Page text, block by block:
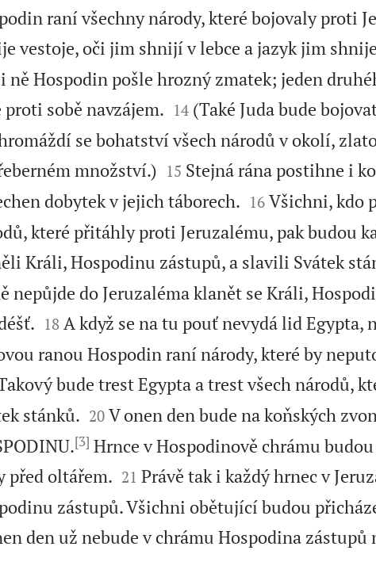
raní všechny národy, které bojovaly proti
vestoje, oči jim shnijí v lebce a jazyk jim
ně Hospodin pošle hrozný zmatek; jeden
proti sobě navzájem.
14 (Také Juda bude
se bohatství všech národů v okolí,
množství.)
15 Stejná rána postihne i
dobytek v jejich táborech.
16 Všichni, kdo
které přitáhly proti Jeruzalému, pak budou
Králi, Hospodinu zástupů, a slavili Svátek
nepůjde do Jeruzaléma klanět se Králi,

18 A když se na tu pouť nevydá lid Egypta,
ranou Hospodin raní národy, které by
bude trest Egypta a trest všech národů,
stánků.
20 V onen den bude na koňských
[3] Hrnce v Hospodinově chrámu
před oltářem.
21 Právě tak i každý hrnec v
zástupů. Všichni obětující budou
den už nebude v chrámu Hospodina